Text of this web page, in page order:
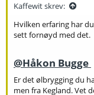
Kaffewit skrev:
Hvilken erfaring har
sett fornøyd med det.
@Håkon Bugge
Er det ølbrygging du
men fra Kegland. Vet